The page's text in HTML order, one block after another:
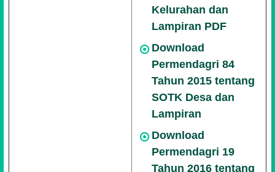
Kelurahan dan
Lampiran PDF
Download
Permendagri 84
Tahun 2015 tentang
SOTK Desa dan
Lampiran
Download
Permendagri 19
Tahun 2016 tentang